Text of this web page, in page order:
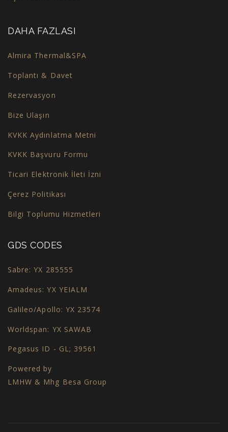
DAHA FAZLASI
Almira Thermal&SPA
Toplantı & Davet
Rezervasyon
Bize Ulaşın
KVKK Aydınlatma Metni
KVKK Başvuru Formu
Ticari Elektronik İleti İzni
Çerez Politikası
Bilgi Toplumu Hizmetleri
GDS CODES
Sabre: YX 285555
Amadeus: YX YEIALM
Galileo/Apollo: YX 23574
Worldspan: YX SAWAB
Pegasus ID - GL; 39561
Powered by
LMHW & Mhg Besa Group